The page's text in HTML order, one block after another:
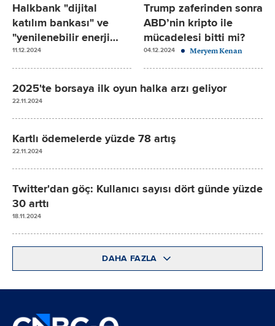
Halkbank "dijital
katılım bankası" ve
"yenilenebilir enerji
üretim şirketi" kuruyor
11.12.2024
Trump zaferinden sonra
ABD’nin kripto ile
mücadelesi bitti mi?
04.12.2024 Meryem Kenan
2025'te borsaya ilk oyun halka arzı geliyor
22.11.2024
Kartlı ödemelerde yüzde 78 artış
22.11.2024
Twitter'dan göç: Kullanıcı sayısı dört günde yüzde
30 arttı
18.11.2024
DAHA FAZLA